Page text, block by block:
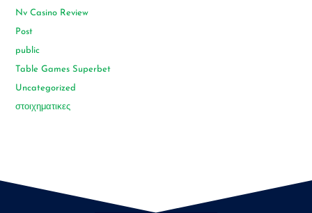
Nv Casino Review
Post
public
Table Games Superbet
Uncategorized
στοιχηματικες